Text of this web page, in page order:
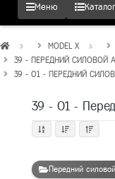
Меню Каталог
MODEL X
39 - ПЕРЕДНИЙ СИЛОВОЙ
39 - 01 - ПЕРЕДНИЙ
39 - 01 -
Передний